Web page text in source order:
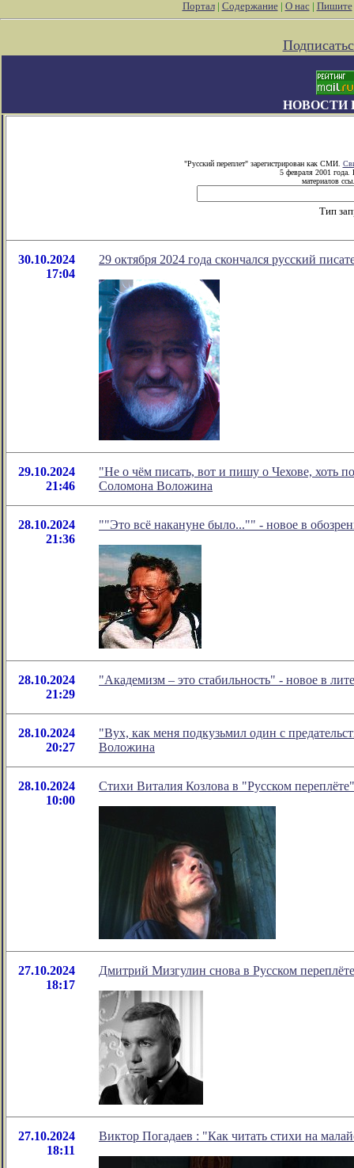
Портал| Содержание| О нас| Пишите
НОВОСТИ
"Русский переплет" зарегистрирован как СМИ.
5 февраля 2001 года.
материалов
Тип
30.10.2024
17:04
29 октября 2024 года скончался русский
29.10.2024
21:46
"Не о чём писать, вот и пишу о Чехове, хоть
Соломона Воложина
28.10.2024
21:36
""Это всё накануне было..."" - новое в
28.10.2024
21:29
"Академизм – это стабильность" - новое в
28.10.2024
20:27
"Вух, как меня подкузьмил один с
Воложина
28.10.2024
10:00
Стихи Виталия Козлова в "Русском переплёте"
27.10.2024
18:17
Дмитрий Мизгулин снова в Русском переплёте
27.10.2024
18:11
Виктор Погадаев : "Как читать стихи на